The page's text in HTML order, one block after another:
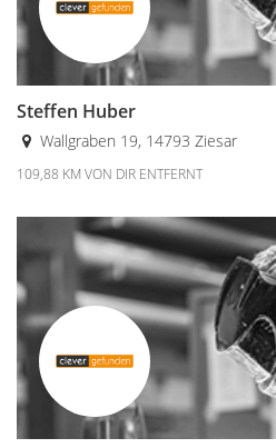
Steffen Huber
Wallgraben 19, 14793 Ziesar
109,88 KM VON DIR ENTFERNT